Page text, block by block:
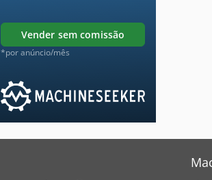
vender sem comissão
*por anúncio/mês